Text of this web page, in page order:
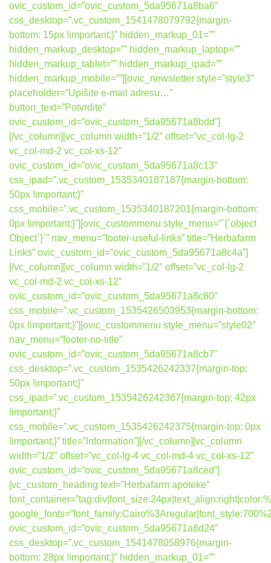
ovic_custom_id=”ovic_custom_5da95671a8ba6″
css_desktop=”.vc_custom_1541478079792{margin-
bottom: 15px !important;}” hidden_markup_01=””
hidden_markup_desktop=”” hidden_markup_laptop=””
hidden_markup_tablet=”” hidden_markup_ipad=””
hidden_markup_mobile=””][ovic_newsletter style=”style3″
placeholder=”Upišite e-mail adresu…”
button_text=”Potvrdite”
ovic_custom_id=”ovic_custom_5da95671a8bdd”]
[/vc_column][vc_column width=”1/2″ offset=”vc_col-lg-2
vc_col-md-2 vc_col-xs-12″
ovic_custom_id=”ovic_custom_5da95671a8c13″
css_ipad=”.vc_custom_1535340187187{margin-bottom:
50px !important;}”
css_mobile=”.vc_custom_1535340187201{margin-bottom:
0px !important;}”][ovic_custommenu style_menu=”`{`object
Object`}`” nav_menu=”footer-useful-links” title=”Herbafarm
Links” ovic_custom_id=”ovic_custom_5da95671a8c4a”]
[/vc_column][vc_column width=”1/2″ offset=”vc_col-lg-2
vc_col-md-2 vc_col-xs-12″
ovic_custom_id=”ovic_custom_5da95671a8c80″
css_mobile=”.vc_custom_1535426503953{margin-bottom:
0px !important;}”][ovic_custommenu style_menu=”style02″
nav_menu=”footer-no-title”
ovic_custom_id=”ovic_custom_5da95671a8cb7″
css_desktop=”.vc_custom_1535426242337{margin-top:
50px !important;}”
css_ipad=”.vc_custom_1535426242367{margin-top: 42px
!important;}”
css_mobile=”.vc_custom_1535426242375{margin-top: 0px
!important;}” title=”Information”][/vc_column][vc_column
width=”1/2″ offset=”vc_col-lg-4 vc_col-md-4 vc_col-xs-12″
ovic_custom_id=”ovic_custom_5da95671a8ced”]
[vc_custom_heading text=”Herbafarm apoteke”
ovic_custom_id=”ovic_custom_5da95671a8d24″
css_desktop=”.vc_custom_1541478058976{margin-
bottom: 28px !important;}” hidden_markup_01=””